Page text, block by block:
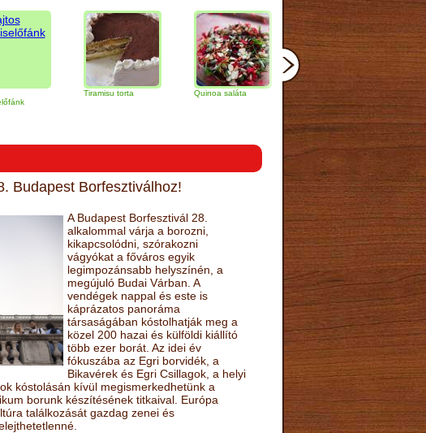
Tiramisu torta Quinoa saláta Mandulás kifli
narancs torta
Budapest Borfesztiválhoz!
A Budapest Borfesztivál 28.
alkalommal várja a borozni,
kikapcsolódni, szórakozni
vágyókat a főváros egyik
legimpozánsabb helyszínén, a
megújuló Budai Várban. A
vendégek nappal és este is
káprázatos panoráma
társaságában kóstolhatják meg a
közel 200 hazai és külföldi kiállító
több ezer borát. Az idei év
fókuszába az Egri borvidék, a
Bikavérek és Egri Csillagok, a helyi
kóstolásán kívül megismerkedhetünk a
borunk készítésének titkaival. Európa
találkozását gazdag zenei és